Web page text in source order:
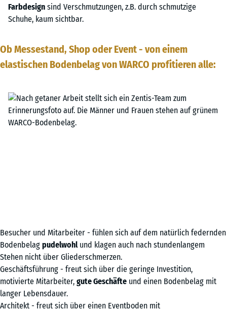
Farbdesign sind Verschmutzungen, z.B. durch schmutzige
Schuhe, kaum sichtbar.
Ob Messestand, Shop oder Event - von einem
elastischen Bodenbelag von WARCO profitieren alle:
Besucher und Mitarbeiter - fühlen sich auf dem natürlich federnden
Bodenbelag pudelwohlund klagen auch nach stundenlangem
Stehen nicht über Gliederschmerzen.
Geschäftsführung - freut sich über die geringe Investition,
motivierte Mitarbeiter, gute Geschäfte und einen Bodenbelag mit
langer Lebensdauer.
Architekt - freut sich über einen Eventboden mit